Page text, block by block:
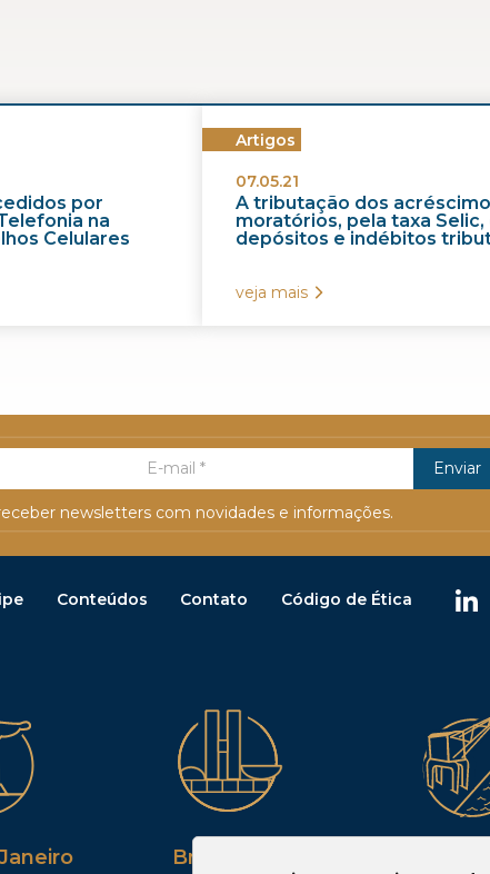
por
na
Celulares
Artigos
07.05.21
A tributação dos
moratórios, pela taxa Selic,
depósitos e indébitos
veja mais
newsletters com novidades e informações.
Conteúdos Contato Código de Ética
Brasília